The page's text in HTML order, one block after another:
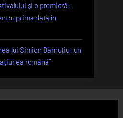
și o premieră:
prima dată în
lui Simion Bărnuțiu: un
română”